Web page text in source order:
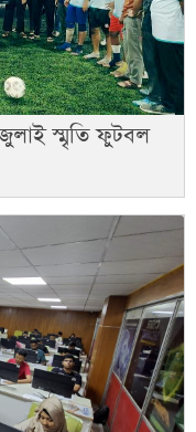
জুলাই স্মৃতি ফুটবল